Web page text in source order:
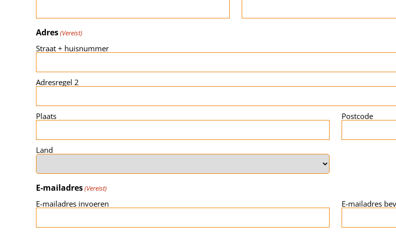
Adres(Vereist)
Straat + huisnummer
Adresregel 2
Plaats Postcode
Land
E-mailadres(Vereist)
E-mailadres invoeren E-mailadres